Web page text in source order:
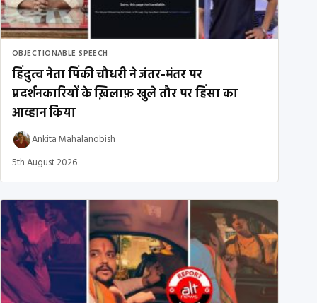
OBJECTIONABLE SPEECH
हिंदुत्व नेता पिंकी चौधरी ने जंतर-मंतर पर
प्रदर्शनकारियों के ख़िलाफ़ खुले तौर पर हिंसा का
आव्हान किया
Ankita Mahalanobish
5th August 2026